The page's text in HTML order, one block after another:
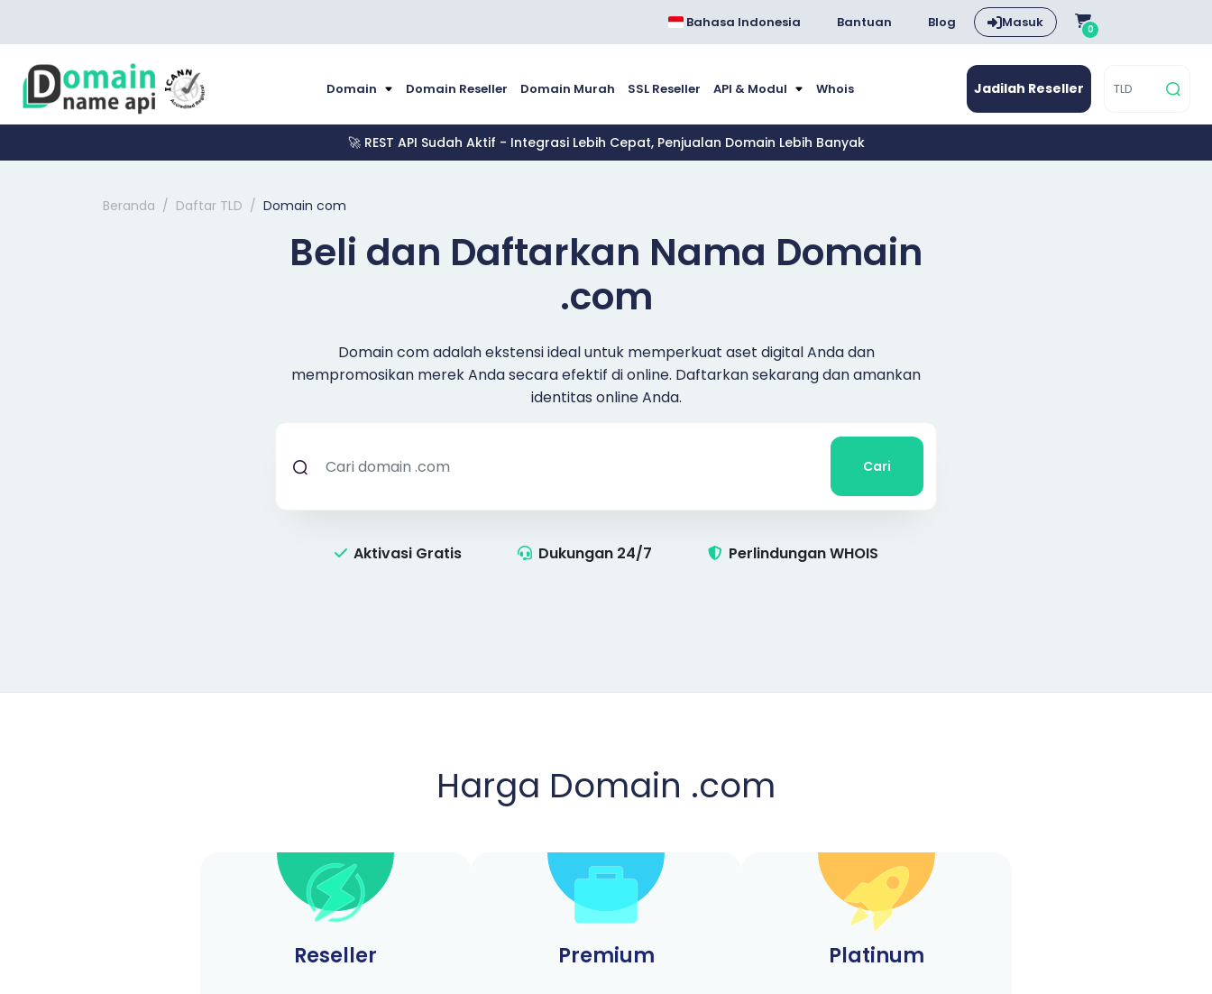
Bahasa Indonesia Bantuan Blog Masuk 0
Domain Domain Reseller Domain Murah SSL Reseller API & Modul Whois Jadilah Reseller
🚀 REST API Sudah Aktif - Integrasi Lebih Cepat, Penjualan Domain Lebih Banyak
Beranda Daftar TLD Domain com
Beli dan Daftarkan Nama Domain
.com
Domain com adalah ekstensi ideal untuk memperkuat aset digital Anda dan
mempromosikan merek Anda secara efektif di online. Daftarkan sekarang dan amankan
identitas online Anda.
Cari
Aktivasi Gratis Dukungan 24/7 Perlindungan WHOIS
Harga Domain .com
Reseller Premium Platinum